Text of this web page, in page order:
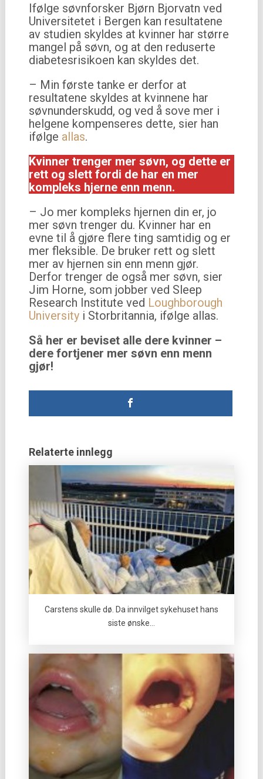
Ifølge søvnforsker Bjørn Bjorvatn ved
Universitetet i Bergen kan resultatene
av studien skyldes at kvinner har større
mangel på søvn, og at den reduserte
diabetesrisikoen kan skyldes det.
– Min første tanke er derfor at
resultatene skyldes at kvinnene har
søvnunderskudd, og ved å sove mer i
helgene kompenseres dette, sier han
ifølge allas.
Kvinner trenger mer søvn, og dette er
rett og slett fordi de har en mer
kompleks hjerne enn menn.
– Jo mer kompleks hjernen din er, jo
mer søvn trenger du. Kvinner har en
evne til å gjøre flere ting samtidig og er
mer fleksible. De bruker rett og slett
mer av hjernen sin enn menn gjør.
Derfor trenger de også mer søvn, sier
Jim Horne, som jobber ved Sleep
Research Institute ved Loughborough
Universityi Storbritannia, ifølge allas.
Så her er beviset alle dere kvinner –
dere fortjener mer søvn enn menn
gjør!
Relaterte innlegg
Carstens skulle dø. Da innvilget sykehuset hans
siste ønske…